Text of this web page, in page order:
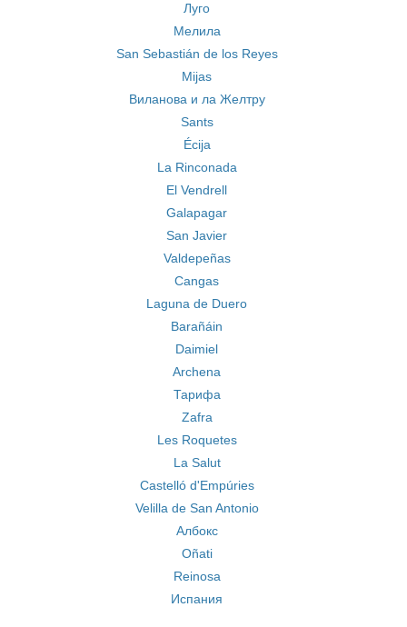
Луго
Мелила
San Sebastián de los Reyes
Mijas
Виланова и ла Желтру
Sants
Écija
La Rinconada
El Vendrell
Galapagar
San Javier
Valdepeñas
Cangas
Laguna de Duero
Barañáin
Daimiel
Archena
Тарифа
Zafra
Les Roquetes
La Salut
Castelló d'Empúries
Velilla de San Antonio
Албокс
Oñati
Reinosa
Испания